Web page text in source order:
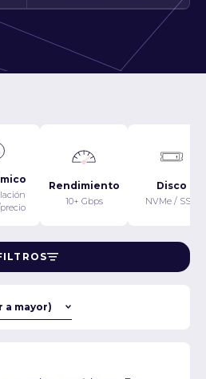
Rendimiento
10+ Gbps
Disco
NVMe / SSD